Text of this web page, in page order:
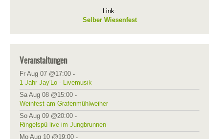
Link:
Selber Wiesenfest
Veranstaltungen
Fr Aug 07 @17:00 -
1 Jahr Jay'Lo - Livemusik
Sa Aug 08 @15:00 -
Weinfest am Grafenmühlweiher
So Aug 09 @20:00 -
Ringelspü live im Jungbrunnen
Mo Aug 10 @19:00 -